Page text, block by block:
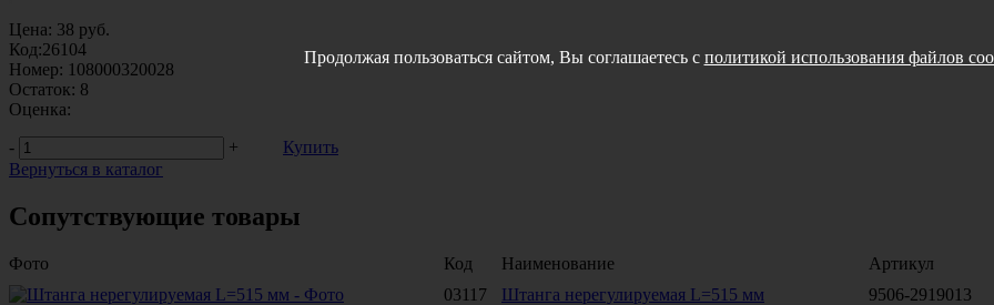
Цена: 38 руб.
Код:26104
Номер: 108000320028
Остаток: 8
Оценка:
-
+
Купить
Вернуться в каталог
Сопутствующие товары
Фото Код Наименование Артикул
03117
Штанга нерегулируемая L=515 мм 9506-2919013
Продолжая пользоваться сайтом, Вы соглашаетесь с политикой использования файлов